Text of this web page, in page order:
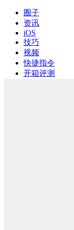
圈子
资讯
iOS
技巧
视频
快捷指令
开箱评测